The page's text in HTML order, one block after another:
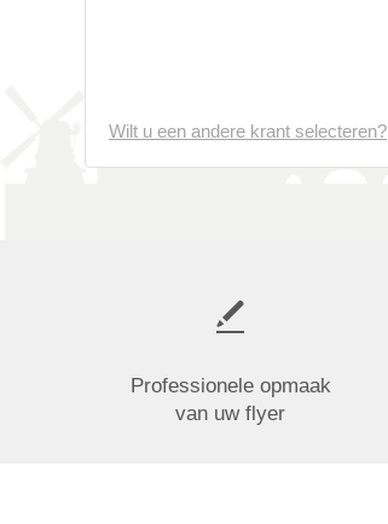
Wilt u een andere krant selecteren?
Professionele opmaak
van uw flyer